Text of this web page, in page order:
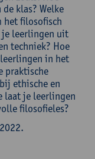
klas? Welke
het filosofisch
je leerlingen uit
techniek? Hoe
in het
praktische
ethische en
laat je leerlingen
filosofieles?